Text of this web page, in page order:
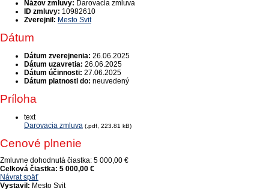
Názov zmluvy: Darovacia zmluva
ID zmluvy: 10982610
Zverejnil: Mesto Svit
Dátum
Dátum zverejnenia: 26.06.2025
Dátum uzavretia: 26.06.2025
Dátum účinnosti: 27.06.2025
Dátum platnosti do: neuvedený
Príloha
text
Darovacia zmluva (.pdf, 223.81 kB)
Cenové plnenie
Zmluvne dohodnutá čiastka: 5 000,00 €
Celková čiastka: 5 000,00 €
Návrat späť
Vystavil: Mesto Svit